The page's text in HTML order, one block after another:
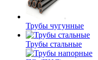
Трубы чугунные
Трубы стальные